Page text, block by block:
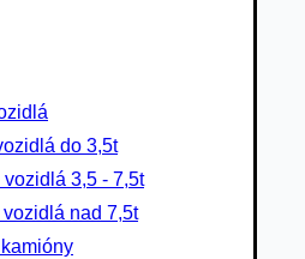
do 3,5t
3,5 - 7,5t
nad 7,5t
7,5t